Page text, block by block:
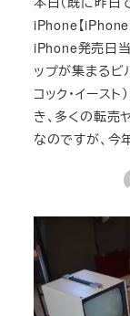
iPhone【
iPhone発売日
ップが集まるビ
コック・イース
き、多くの転売
なのですが、今